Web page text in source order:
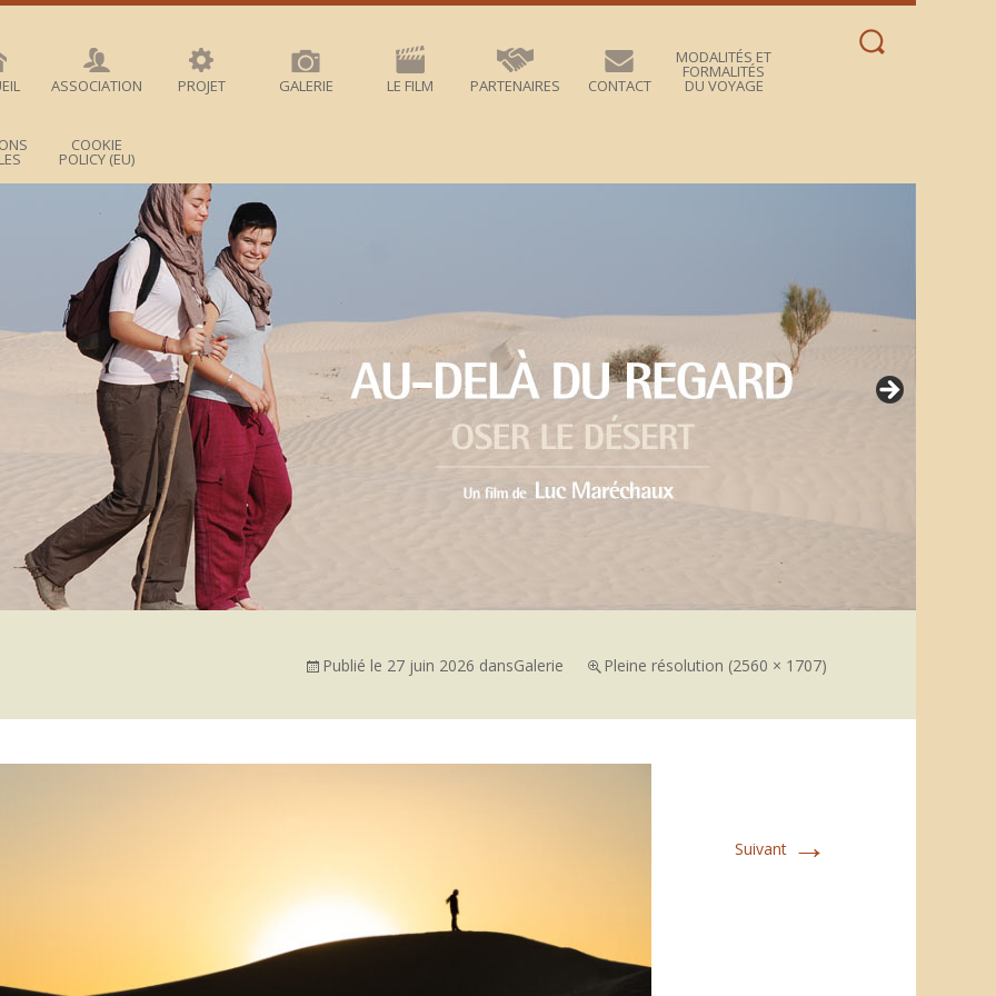
ASSOCIATION PROJET GALERIE LE FILM PARTENAIRES CONTACT
MODALITÉS ET
FORMALITÉS
DU VOYAGE
COOKIE
POLICY (EU)
Rechercher :
Publié le 27 juin 2026 dansGalerie Pleine résolution (2560 × 1707)
Suivant →